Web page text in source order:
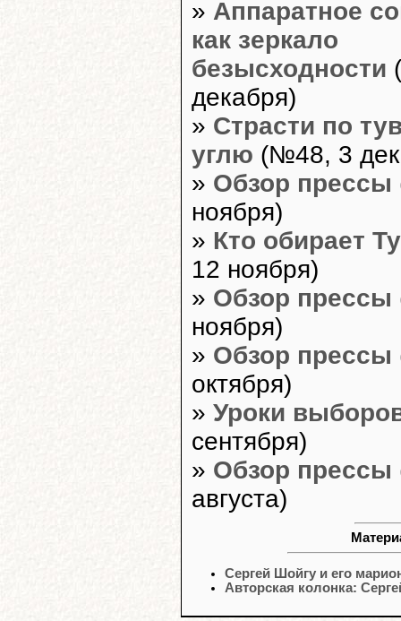
» Аппаратное
как зеркало
безысходности
декабря)
» Страсти по
углю (№48, 3
» Обзор прессы
ноября)
» Кто обирает
12 ноября)
» Обзор прессы
ноября)
» Обзор прессы
октября)
» Уроки
сентября)
» Обзор прессы
августа)
Сергей Шойгу и его
Авторская колонка: